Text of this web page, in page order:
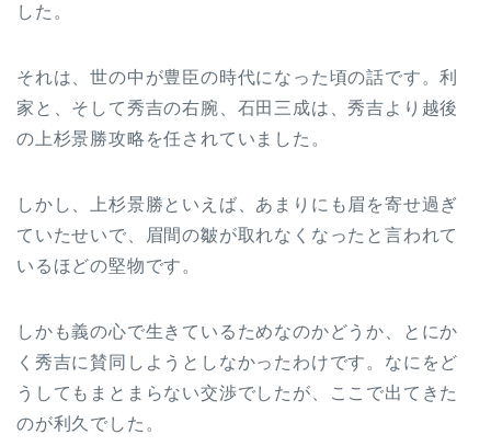
した。
それは、世の中が豊臣の時代になった頃の話です。利
家と、そして秀吉の右腕、石田三成は、秀吉より越後
の上杉景勝攻略を任されていました。
しかし、上杉景勝といえば、あまりにも眉を寄せ過ぎ
ていたせいで、眉間の皺が取れなくなったと言われて
いるほどの堅物です。
しかも義の心で生きているためなのかどうか、とにか
く秀吉に賛同しようとしなかったわけです。なにをど
うしてもまとまらない交渉でしたが、ここで出てきた
のが利久でした。